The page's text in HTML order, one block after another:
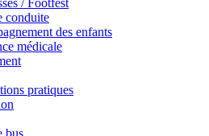
/ Footfest
conduite
des enfants
médicale
pratiques
bus